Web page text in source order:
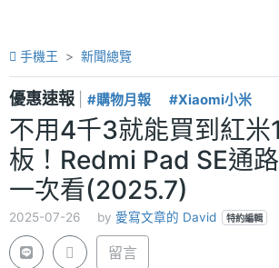
手機王 新聞總覽
優惠速報 #購物月報 #Xiaomi小米
不用4千3就能買到紅米
板！Redmi Pad SE通
一次看(2025.7)
2025-07-26 by 愛寫文章的 David 特約編輯
留言